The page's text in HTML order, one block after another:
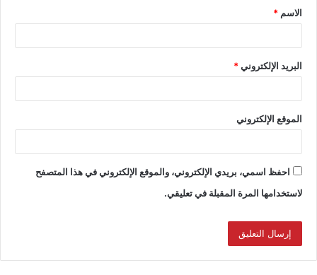
الاسم *
البريد الإلكتروني*
الموقع الإلكتروني
احفظ اسمي، بريدي الإلكتروني، والموقع الإلكتروني في هذا المتصفح
لاستخدامها المرة المقبلة في تعليقي.